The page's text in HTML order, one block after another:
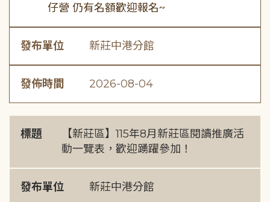
仔營 仍有名額歡迎報名~
發布單位 新莊中港分館
發佈時間 2026-08-04
標題
【新莊區】115年8月新莊區閱讀推廣活
動一覽表，歡迎踴躍參加！
發布單位 新莊中港分館